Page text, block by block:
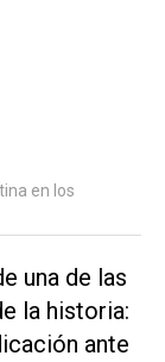
en los
una de las
la historia:
ante